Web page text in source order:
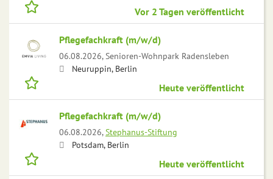
Vor 2 Tagen veröffentlicht
Pflegefachkraft (m/w/d)
06.08.2026,Senioren-Wohnpark Radensleben
Neuruppin, Berlin
Heute veröffentlicht
Pflegefachkraft (m/w/d)
06.08.2026,Stephanus-Stiftung
Potsdam, Berlin
Heute veröffentlicht